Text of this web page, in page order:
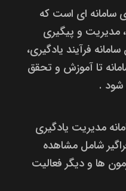
سامانه ای است که
مدیریت و پیگیری
فرآیند یادگیری،
تا آموزش و تحقق
شود .
مدیریت یادگیری
شامل مشاهده
ها و دیگر فعالیت